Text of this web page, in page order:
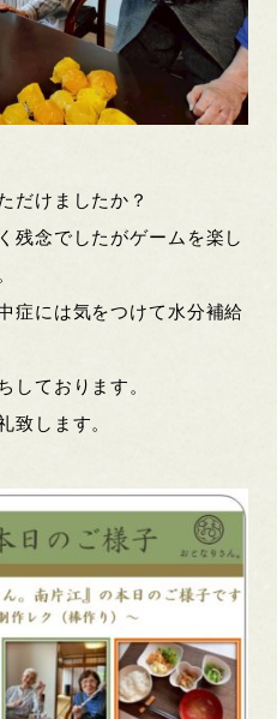
だけましたか？
残念でしたがゲームを楽し
症には気をつけて水分補給
しております。
致します。